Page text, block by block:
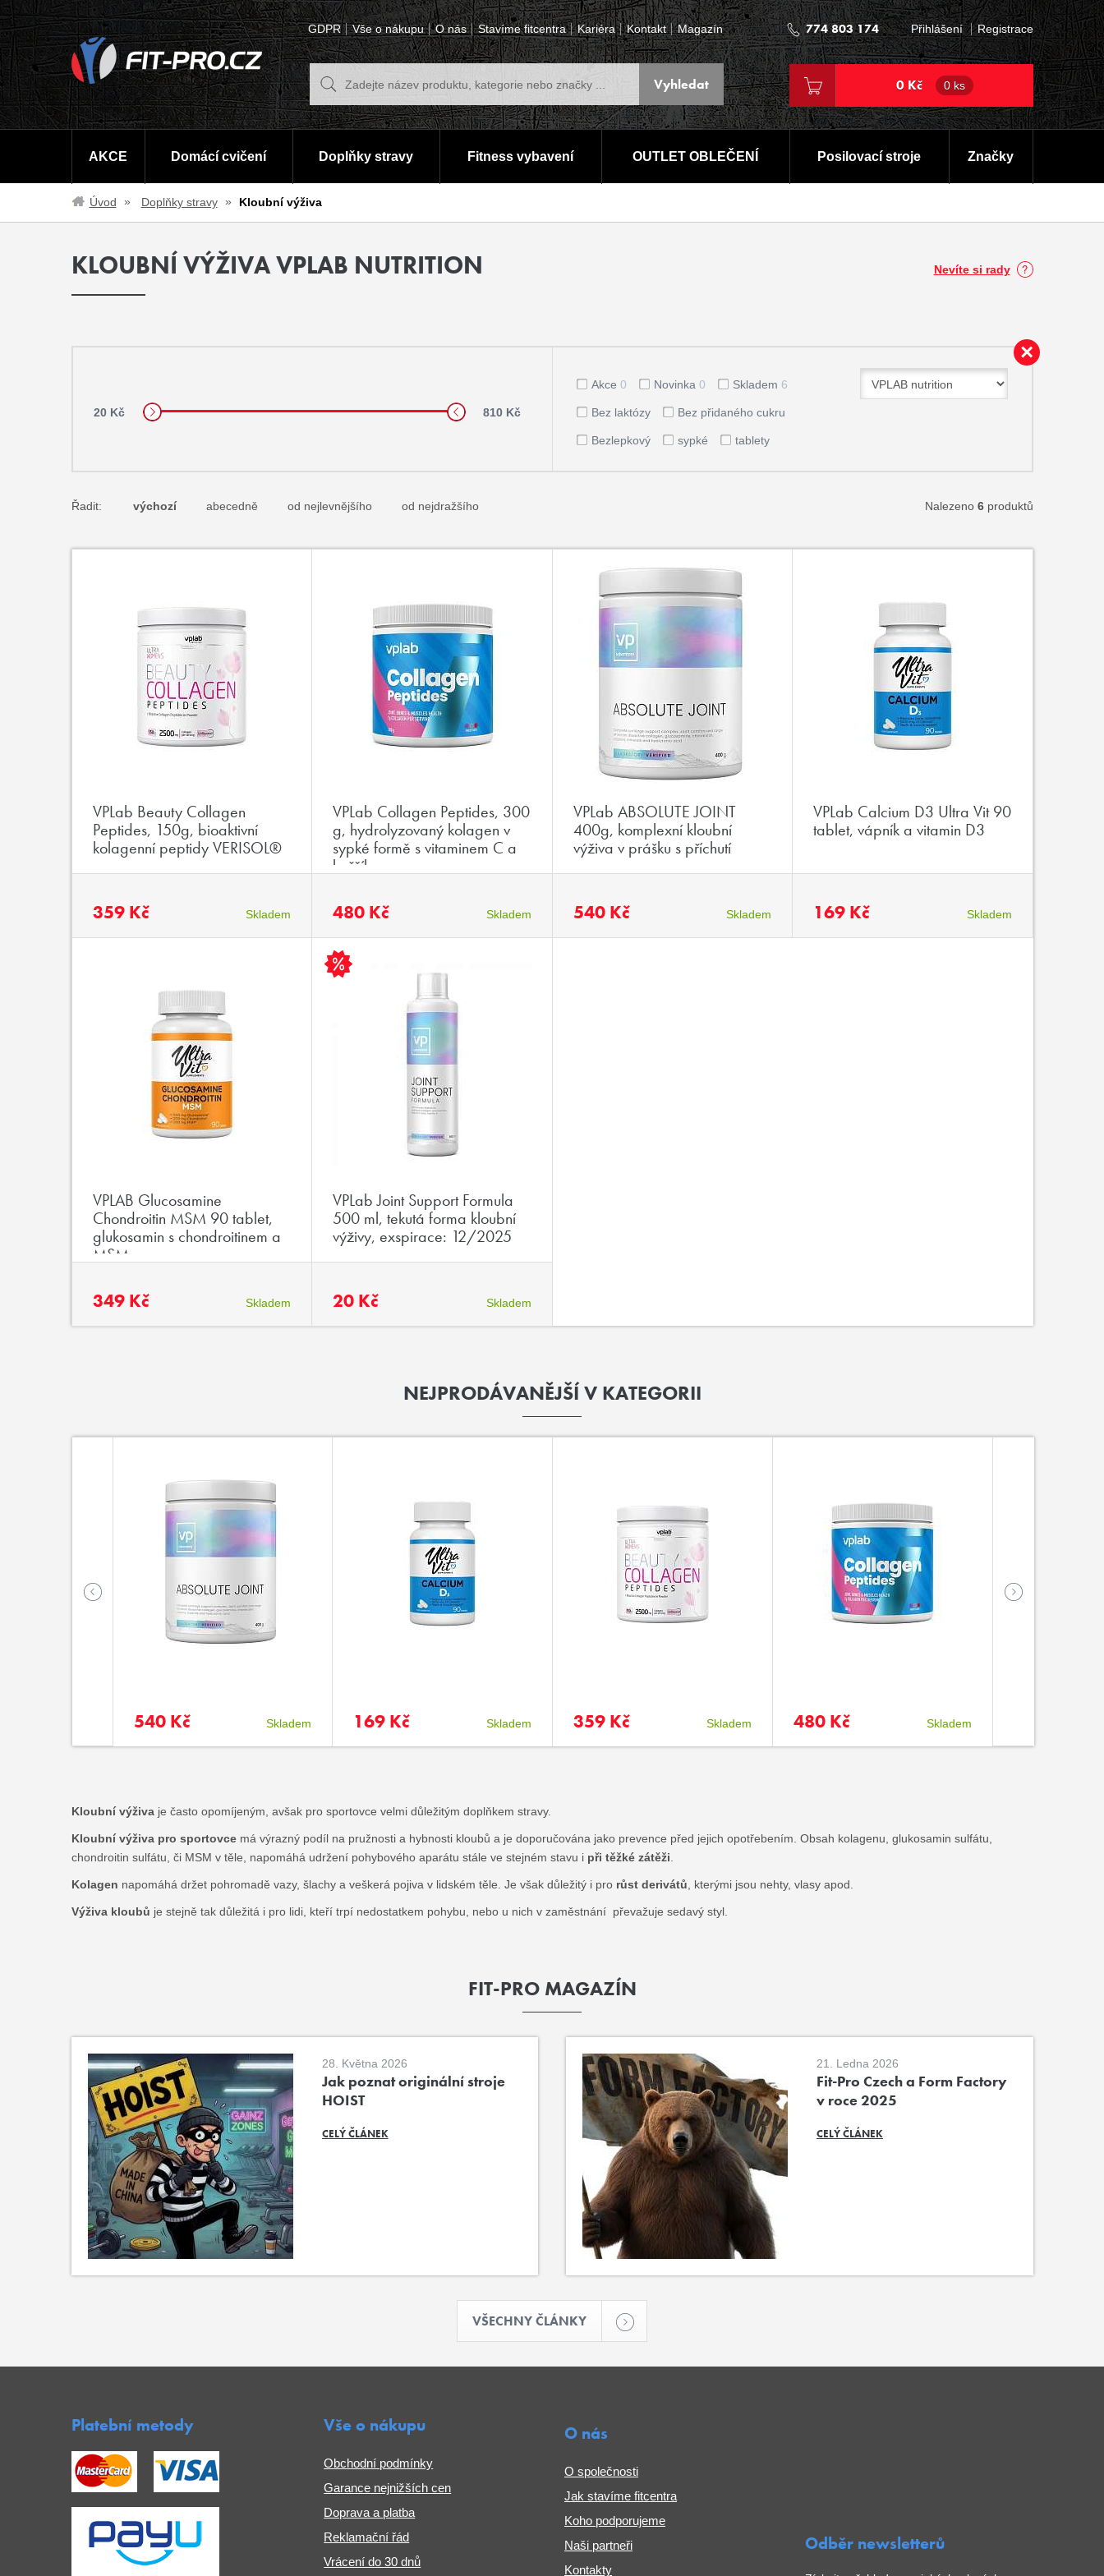
GDPR Vše o nákupu O nás Stavíme fitcentra Kariéra Kontakt Magazín 774 803 174 Přihlášení Registrace
0 Kč 0 ks
AKCE Domácí cvičení Doplňky stravy Fitness vybavení OUTLET OBLEČENÍ Posilovací stroje Značky
Úvod Doplňky stravy Kloubní výživa
KLOUBNÍ VÝŽIVA VPLAB NUTRITION Nevíte si rady
20 Kč 810 Kč
Akce 0 Novinka 0 Skladem 6
Bez laktózy Bez přidaného cukru
Bezlepkový sypké tablety
Řadit: výchozí abecedně od nejlevnějšího od nejdražšího Nalezeno 6produktů
VPLab Beauty Collagen
Peptides, 150g, bioaktivní
kolagenní peptidy VERISOL®
359 Kč Skladem
VPLab Collagen Peptides, 300
g, hydrolyzovaný kolagen v
sypké formě s vitaminem C a
hořčíkem
480 Kč Skladem
VPLab ABSOLUTE JOINT
400g, komplexní kloubní
výživa v prášku s příchutí
540 Kč Skladem
VPLab Calcium D3 Ultra Vit 90
tablet, vápník a vitamin D3
169 Kč Skladem
VPLAB Glucosamine
Chondroitin MSM 90 tablet,
glukosamin s chondroitinem a
MSM
349 Kč Skladem
VPLab Joint Support Formula
500 ml, tekutá forma kloubní
výživy, exspirace: 12/2025
20 Kč Skladem
NEJPRODÁVANĚJŠÍ V KATEGORII
540 Kč Skladem 169 Kč Skladem 359 Kč Skladem 480 Kč Skladem
Kloubní výživaje často opomíjeným, avšak pro sportovce velmi důležitým doplňkem stravy.
Kloubní výživa pro sportovcemá výrazný podíl na pružnosti a hybnosti kloubů a je doporučována jako prevence před jejich opotřebením. Obsah kolagenu, glukosamin sulfátu,
chondroitin sulfátu, či MSM v těle, napomáhá udržení pohybového aparátu stále ve stejném stavu i při těžké zátěži
Kolagen napomáhá držet pohromadě vazy, šlachy a veškerá pojiva v lidském těle. Je však důležitý i prorůst derivátů , kterými jsou nehty, vlasy apod.
Výživa kloubů je stejně tak důležitá i pro lidi, kteří trpí nedostatkem pohybu, nebo u nich v zaměstnání převažuje sedavý styl.
FIT-PRO MAGAZÍN
28. Května 2026
Jak poznat originální stroje
HOIST
CELÝ ČLÁNEK
21. Ledna 2026
Fit-Pro Czech a Form Factory
v roce 2025
CELÝ ČLÁNEK
VŠECHNY ČLÁNKY
Platební metody Vše o nákupu
Obchodní podmínky
Garance nejnižších cen
Doprava a platba
Reklamační řád
Vrácení do 30 dnů
O nás
O společnosti
Jak stavíme fitcentra
Koho podporujeme
Naši partneři
Kontakty
Odběr newsletterů